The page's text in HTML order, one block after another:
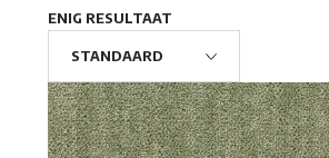
ENIG RESULTAAT